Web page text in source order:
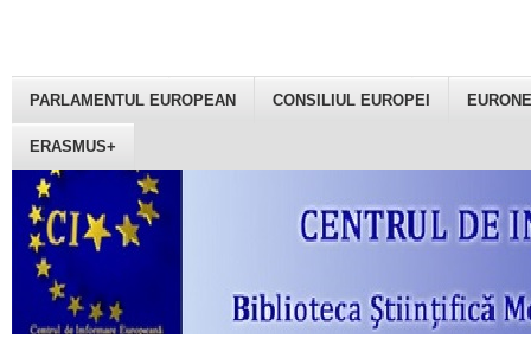
PARLAMENTUL EUROPEAN CONSILIUL EUROPEI
ERASMUS+